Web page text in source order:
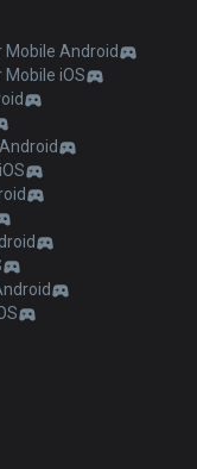
Mobile Android
Mobile iOS